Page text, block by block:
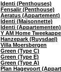
Identi (Penthouses)
Fensalir (Penthouse)
Aeratus (Appartement)
Identi (Maisonnette)
Identi (Appartementen)
Y AM Home
Hanzepark (Ruysdael)
Villa Moersbergen
Green (Type C)
Green (Type E)
Green (Type A)
Plan Hagevoort